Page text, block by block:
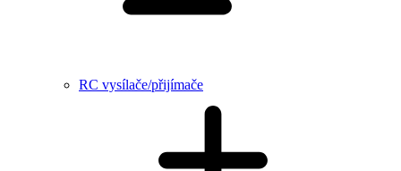
RC vysílače/přijímače